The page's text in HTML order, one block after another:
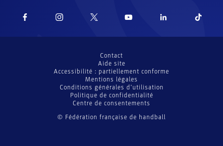
© Fédération française de handball
Contact
Aide site
Accessibilité : partiellement conforme
Mentions légales
Conditions générales d’utilisation
Politique de confidentialité
Centre de consentements